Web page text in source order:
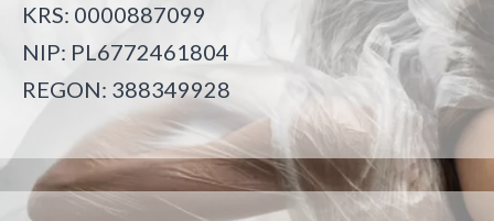
KRS: 0000887099
NIP: PL6772461804
REGON: 388349928